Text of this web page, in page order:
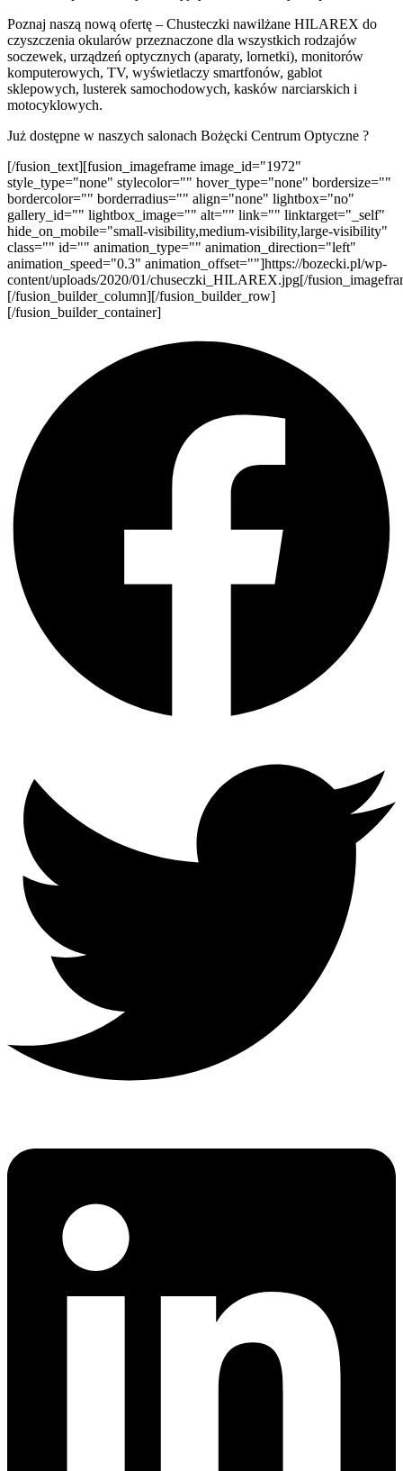
Poznaj naszą nową ofertę – Chusteczki nawilżane HILAREX do
czyszczenia okularów przeznaczone dla wszystkich rodzajów
soczewek, urządzeń optycznych (aparaty, lornetki), monitorów
komputerowych, TV, wyświetlaczy smartfonów, gablot
sklepowych, lusterek samochodowych, kasków narciarskich i
motocyklowych.
Już dostępne w naszych salonach Bożęcki Centrum Optyczne ?
[/fusion_text][fusion_imageframe image_id="1972"
style_type="none" stylecolor="" hover_type="none" bordersize=""
bordercolor="" borderradius="" align="none" lightbox="no"
gallery_id="" lightbox_image="" alt="" link="" linktarget="_self"
hide_on_mobile="small-visibility,medium-visibility,large-visibility"
class="" id="" animation_type="" animation_direction="left"
animation_speed="0.3" animation_offset=""]https://bozecki.pl/wp-
content/uploads/2020/01/chuseczki_HILAREX.jpg[/
[/fusion_builder_column][/fusion_builder_row]
[/fusion_builder_container]